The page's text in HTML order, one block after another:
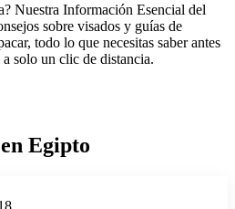
Nuestra Información Esencial del
sobre visados y guías de
todo lo que necesitas saber antes
solo un clic de distancia.
Egipto